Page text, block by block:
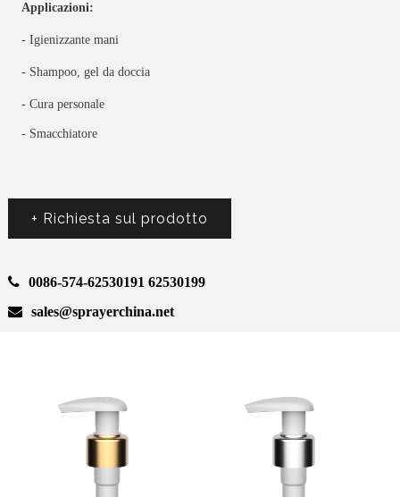
Applicazioni:
- Igienizzante mani
- Shampoo, gel da doccia
- Cura personale
- Smacchiatore
+ Richiesta sul prodotto
0086-574-62530191 62530199
sales@sprayerchina.net